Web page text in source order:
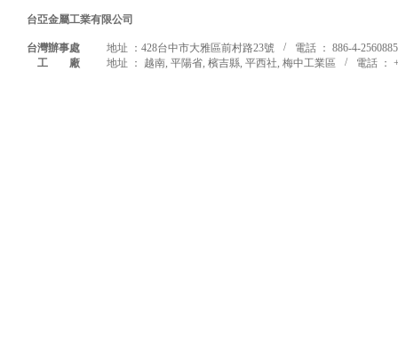
台亞金屬工業有限公司
台灣辦事處 地址 ：428台中市大雅區前村路23號 /
電話 ： 886-4-
工 廠
地址 ： 越南, 平陽省, 檳吉縣, 平西社, 梅中工業區 / 電話 ：